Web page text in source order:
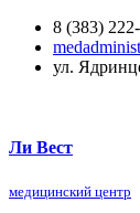
8 (383)
ул.
Ли Вест
медицинский центр